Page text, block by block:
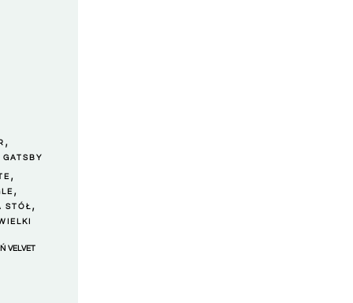
,
GATSBY
,
,
STÓŁ ,
VELVET